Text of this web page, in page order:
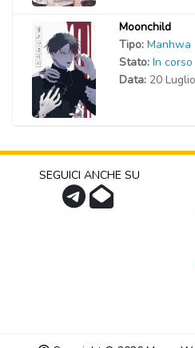
Moonchild
Tipo: Manhwa
Stato: In corso
Data: 20
SEGUICI ANCHE SU